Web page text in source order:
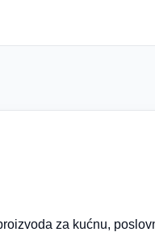
za kućnu,